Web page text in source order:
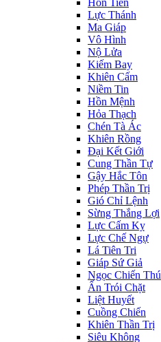
Hồn Tiên
Lực Thánh
Ma Giáp
Vô Hình
Nộ Lửa
Kiếm Bay
Khiên Cấm
Niềm Tin
Hồn Mệnh
Hỏa Thạch
Chén Tà Ác
Khiên Rồng
Đại Kết Giới
Cung Thần Tự
Gậy Hắc Tôn
Phép Thần Trị
Gió Chỉ Lệnh
Sừng Thắng Lợi
Lực Cấm Kỵ
Lực Chế Ngự
Lá Tiên Tri
Giáp Sứ Giả
Ngọc Chiến Thú
Ấn Trói Chặt
Liệt Huyết
Cuồng Chiến
Khiên Thần Trị
Siêu Không